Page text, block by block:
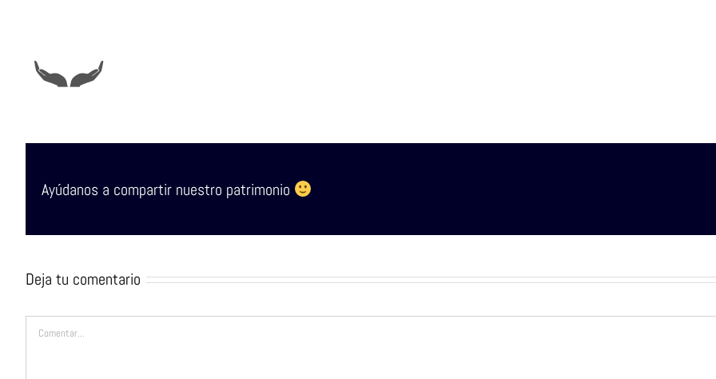
Ayúdanos a compartir nuestro patrimonio
Deja tu comentario
Comentar